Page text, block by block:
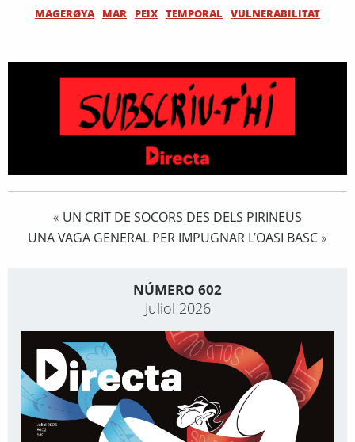
MAGERØYA MAR PEIX TEMPORAL VULNERABILITAT
« UN CRIT DE SOCORS DES DELS PIRINEUS
UNA VAGA GENERAL PER IMPUGNAR L’OASI BASC »
NÚMERO 602
Juliol 2026